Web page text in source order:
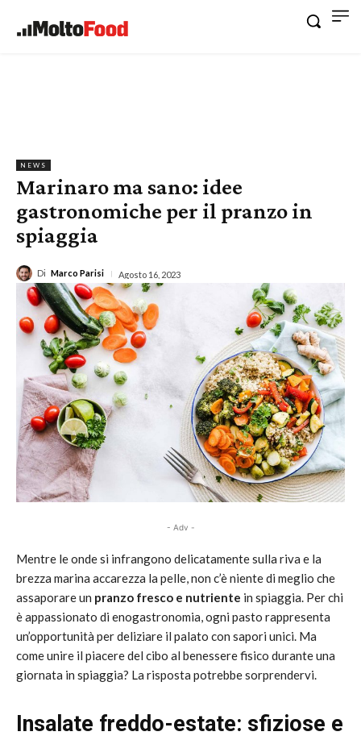
NEWS
Marinaro ma sano: idee
gastronomiche per il pranzo in
spiaggia
Di Marco Parisi Agosto 16, 2023
- Adv -
Mentre le onde si infrangono delicatamente sulla riva e la
brezza marina accarezza la pelle, non c’è niente di meglio che
assaporare un pranzo fresco e nutriente in spiaggia. Per chi
è appassionato di enogastronomia, ogni pasto rappresenta
un’opportunità per deliziare il palato con sapori unici. Ma
come unire il piacere del cibo al benessere fisico durante una
giornata in spiaggia? La risposta potrebbe sorprendervi.
Insalate freddo-estate: sfiziose e